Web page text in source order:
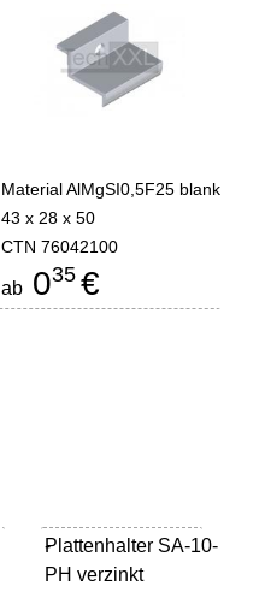
Material AlMgSI0,5F25 blank
43 x 28 x 50
CTN 76042100
ab 035 €
Plattenhalter SA-10-
PH verzinkt
-